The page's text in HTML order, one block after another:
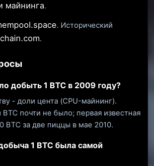
майнинга.
. Исторический
.
добыть 1 BTC в 2009 году?
- доли цента (CPU-майнинг).
почти не было; первая известная
BTC за две пиццы в мае 2010.
1 BTC была самой